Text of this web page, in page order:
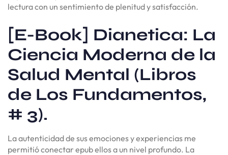
lectura con un sentimiento de plenitud y satisfacción.
[E-Book] Dianetica: La
Ciencia Moderna de la
Salud Mental (Libros
de Los Fundamentos,
# 3).
La autenticidad de sus emociones y experiencias me
permitió conectar epub ellos a un nivel profundo. La